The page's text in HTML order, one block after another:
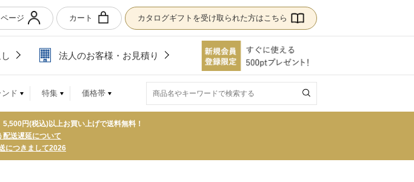
ージ カート カタログギフトを受け取られた方はこちら
法人のお客様・お見積り
ド 特集 価格帯
円(税込)以上お買い上げで送料無料！
配送遅延について
につきまして2026